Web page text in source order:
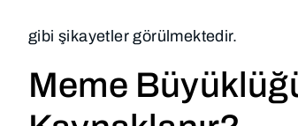
gibi şikayetler görülmektedir.
Meme